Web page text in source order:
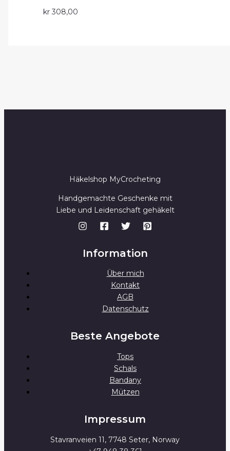
kr308,00
Häkelshop MyCrocheting
Handgemachte Geschenke mit
Liebe und Leidenschaft gehäkelt
Information
Über mich
Kontakt
AGB
Datenschutz
Beste Angebote
Tops
Schals
Bandany
Mützen
Impressum
Stavranveien 11, 7748 Seter, Norway